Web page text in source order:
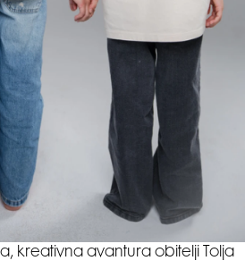
kreativna avantura obitelji Tolja